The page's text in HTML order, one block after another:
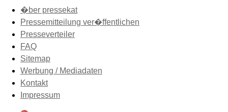
�ber pressekat
Pressemitteilung ver�ffentlichen
Presseverteiler
FAQ
Sitemap
Werbung / Mediadaten
Kontakt
Impressum